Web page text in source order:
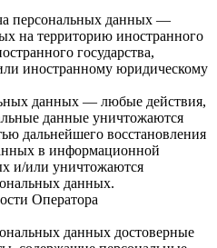
персональных данных —
на территорию иностранного
государства,
иностранному юридическому
данных — любые действия,
данные уничтожаются
дальнейшего восстановления
в информационной
и/или уничтожаются
данных.
Оператора
данных достоверные